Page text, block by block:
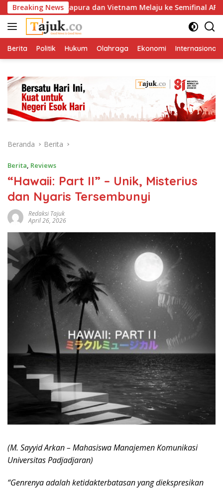
Langsung
ke
konten
Breaking News
Singapura dan Vietnam Melaju ke Semifinal AFF
Berita Politik Hukum Olahraga Ekonomi Internasional
Beranda Berita
Berita, Reviews
“Hawaii: Part II” – Unik, Misterius
dan Nyaris Tersembunyi
Redaksi Tajuk
April 26, 2026
(M. Sayyid Arkan – Mahasiswa Manajemen Komunikasi
Universitas Padjadjaran)
“Genrenya adalah ketidakterbatasan yang diekspresikan